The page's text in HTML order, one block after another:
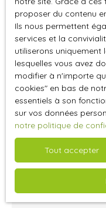
Pertinence
Trier par
proposer du contenu
Ils nous permettent
services et la
utiliserons uniquement
lesquelles vous avez
modifier à n'importe
cookies″ en bas de
essentiels à son
sur vos données
notre politique de
Tout accepter